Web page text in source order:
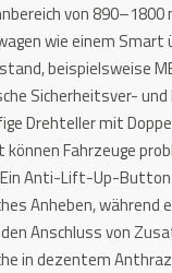
von
wie einem
beispielsweise
Sicherheitsver- und
Drehteller mit
Fahrzeuge
Anti-Lift-Up-
Anheben,
Anschluss von
in dezentem